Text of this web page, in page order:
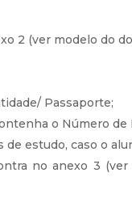
2 (ver modelo do
Passaporte;
o Número de
estudo, caso o
no anexo 3